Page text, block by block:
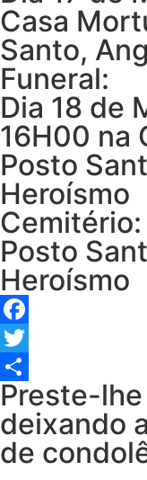
Casa
Santo,
Funeral:
Dia 18 de
16H00 na
Posto
Heroísmo
Cemitério:
Posto
Heroísmo
Facebook
Twitter
Share
Preste-
deixando
de